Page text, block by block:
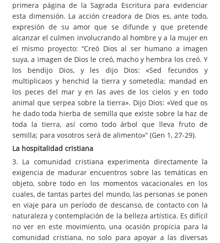
primera página de la Sagrada Escritura para evidenciar
esta dimensión. La acción creadora de Dios es, ante todo,
expresión de su amor que se difunde y que pretende
alcanzar el culmen involucrando al hombre y a la mujer en
el mismo proyecto: “Creó Dios al ser humano a imagen
suya, a imagen de Dios le creó, macho y hembra los creó. Y
los bendijo Dios, y les dijo Dios: «Sed fecundos y
multiplicaos y henchid la tierra y sometedla; mandad en
los peces del mar y en las aves de los cielos y en todo
animal que serpea sobre la tierra». Dijo Dios: «Ved que os
he dado toda hierba de semilla que existe sobre la haz de
toda la tierra, así como todo árbol que lleva fruto de
semilla; para vosotros será de alimento»” (Gen 1, 27-29).
La hospitalidad cristiana
3. La comunidad cristiana experimenta directamente la
exigencia de madurar encuentros sobre las temáticas en
objeto, sobre todo en los momentos vacacionales en los
cuales, de tantas partes del mundo, las personas se ponen
en viaje para un período de descanso, de contacto con la
naturaleza y contemplación de la belleza artística. Es difícil
no ver en este movimiento, una ocasión propicia para la
comunidad cristiana, no solo para apoyar a las diversas